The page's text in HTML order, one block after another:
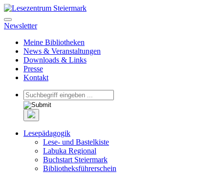
Newsletter
Meine Bibliotheken
News & Veranstaltungen
Downloads & Links
Presse
Kontakt
Lesepädagogik
Lese- und Bastelkiste
Labuka Regional
Buchstart Steiermark
Bibliotheksführerschein